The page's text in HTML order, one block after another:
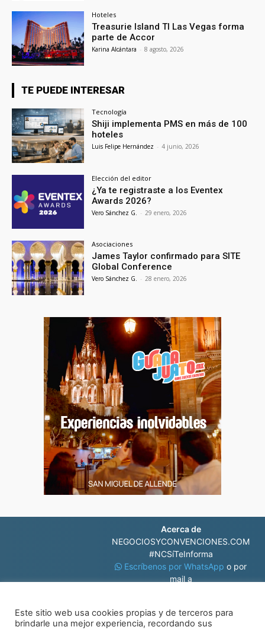
Hoteles
Treasurie Island TI Las Vegas forma
parte de Accor
Karina Alcántara - 8 agosto, 2026
TE PUEDE INTERESAR
Tecnología
Shiji implementa PMS en más de 100
hoteles
Luis Felipe Hernández - 4 junio, 2026
Elección del editor
¿Ya te registraste a los Eventex
Awards 2026?
Vero Sánchez G. - 29 enero, 2026
Asociaciones
James Taylor confirmado para SITE
Global Conference
Vero Sánchez G. - 28 enero, 2026
Acerca de
NEGOCIOSYCONVENCIONES.COM
#NCSíTeInforma
Escríbenos por WhatsAppo por
mail a
Este sitio web usa cookies propias y de terceros para
brindarle una mejor experiencia, recordando sus